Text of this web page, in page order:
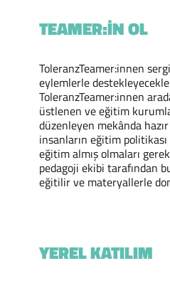
TEAMER:IN OL
ToleranzTeamer:innen
eylemlerle
ToleranzTeamer:innen
üstlenen ve eğitim
düzenleyen mekânda
insanların eğitim
eğitim almış olmaları
pedagoji ekibi tarafından
eğitilir ve materyallerle
YEREL KATILIM